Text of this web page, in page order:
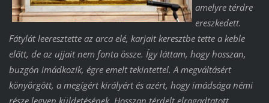
amelyre térdre
ereszkedett.
Fátylát leeresztette az arca elé, karjait keresztbe tette a keble
előtt, de az ujjait nem fonta össze. Így láttam, hogy hosszan,
buzgón imádkozik, égre emelt tekintettel. A megváltásért
könyörgött, a megígért királyért és azért, hogy imádsága némi
része legyen küldetésének. Hosszan térdelt elragadtatott